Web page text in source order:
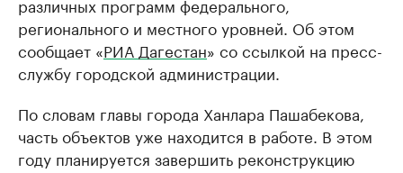
регионального и местного уровней. Об этом
сообщает «РИА Дагестан» со ссылкой на пресс-
службу городской администрации.
По словам главы города Ханлара Пашабекова,
часть объектов уже находится в работе. В этом
году планируется завершить реконструкцию